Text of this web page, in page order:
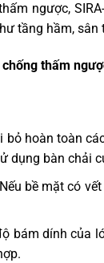
ngược,
tầng hầm,
thấm
bỏ hoàn toàn
dụng bàn chải
Nếu bề mặt có
bám dính của